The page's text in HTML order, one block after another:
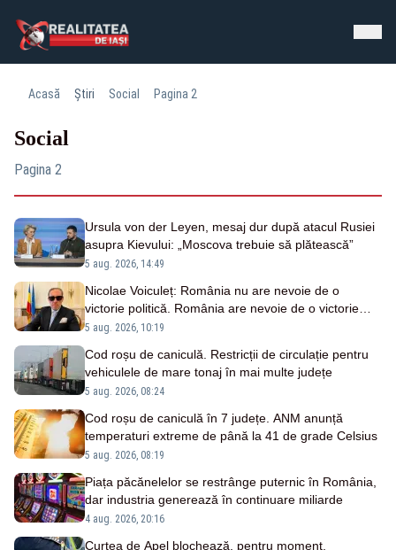
Acasă Știri Social Pagina 2
Social
Pagina 2
Ursula von der Leyen, mesaj dur după atacul Rusiei
asupra Kievului: „Moscova trebuie să plătească”
5 aug. 2026, 14:49
Nicolae Voiculeț: România nu are nevoie de o
victorie politică. România are nevoie de o victorie
națională
5 aug. 2026, 10:19
Cod roșu de caniculă. Restricții de circulație pentru
vehiculele de mare tonaj în mai multe județe
5 aug. 2026, 08:24
Cod roșu de caniculă în 7 județe. ANM anunță
temperaturi extreme de până la 41 de grade Celsius
5 aug. 2026, 08:19
Piața păcănelelor se restrânge puternic în România,
dar industria generează în continuare miliarde
4 aug. 2026, 20:16
Curtea de Apel blochează, pentru moment,